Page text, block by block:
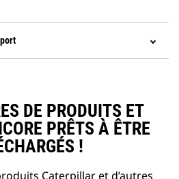
DE PRODUITS ET
PRÊTS À ÊTRE
!
Caterpillar et d’autres